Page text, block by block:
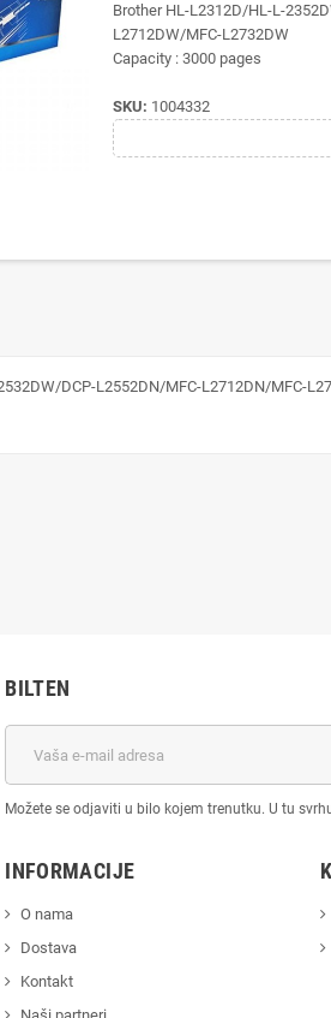
Brother HL-L2312D/HL-L-
L2712DW/MFC-L2732DW
Capacity : 3000 pages
SKU: 1004332
DCP-L2552DN/MFC-L2712DN/MFC-
BILTEN
Možete se odjaviti u bilo kojem trenutku. U tu
INFORMACIJE
O nama
Dostava
Kontakt